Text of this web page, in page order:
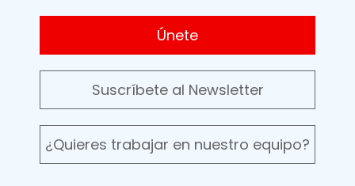
Únete
Suscríbete al Newsletter
¿Quieres trabajar en nuestro equipo?